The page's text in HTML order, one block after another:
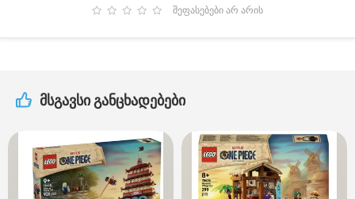
შეფასებები არ არის
მსგავსი განცხადებები